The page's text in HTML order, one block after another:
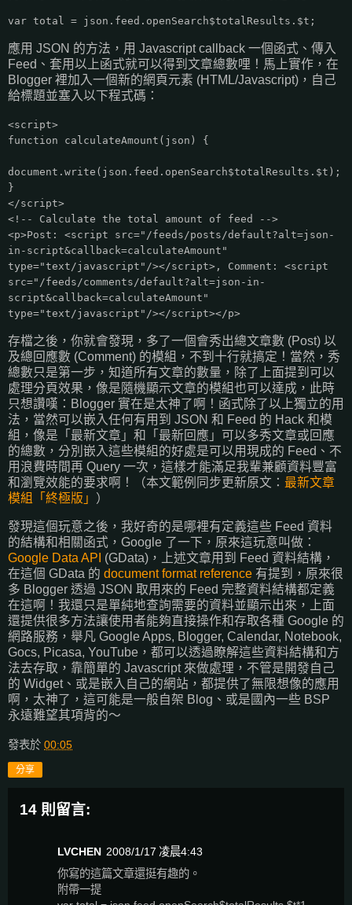
var total = json.feed.openSearch$totalResults.$t;
應用 JSON 的方法，用 Javascript callback 一個函式、傳入
Feed、套用以上函式就可以得到文章總數哩！馬上實作，在
Blogger 裡加入一個新的網頁元素 (HTML/Javascript)，自己
給標題並塞入以下程式碼：
<script>
function calculateAmount(json) {
document.write(json.feed.openSearch$totalResults.$t);
}
</script>
<!-- Calculate the total amount of feed -->
<p>Post: <script src="/feeds/posts/default?alt=json-
in-script&callback=calculateAmount"
type="text/javascript"/></script>, Comment: <script
src="/feeds/comments/default?alt=json-in-
script&callback=calculateAmount"
type="text/javascript"/></script></p>
存檔之後，你就會發現，多了一個會秀出總文章數 (Post) 以
及總回應數 (Comment) 的模組，不到十行就搞定！當然，秀
總數只是第一步，知道所有文章的數量，除了上面提到可以
處理分頁效果，像是隨機顯示文章的模組也可以達成，此時
只想讚嘆：Blogger 實在是太神了啊！函式除了以上獨立的用
法，當然可以嵌入任何有用到 JSON 和 Feed 的 Hack 和模
組，像是「最新文章」和「最新回應」可以多秀文章或回應
的總數，分別嵌入這些模組的好處是可以用現成的 Feed、不
用浪費時間再 Query 一次，這樣才能滿足我輩兼顧資料豐富
和瀏覽效能的要求啊！（本文範例同步更新原文： 最新文章
模組「終極版」 ）
發現這個玩意之後，我好奇的是哪裡有定義這些 Feed 資料
的結構和相關函式，Google 了一下，原來這玩意叫做：
Google Data API (GData)，上述文章用到 Feed 資料結構，
在這個 GData 的 document format reference 有提到，原來很
多 Blogger 透過 JSON 取用來的 Feed 完整資料結構都定義
在這啊！我還只是單純地查詢需要的資料並顯示出來，上面
還提供很多方法讓使用者能夠直接操作和存取各種 Google 的
網路服務，舉凡 Google Apps, Blogger, Calendar, Notebook,
Gocs, Picasa, YouTube，都可以透過瞭解這些資料結構和方
法去存取，靠簡單的 Javascript 來做處理，不管是開發自己
的 Widget、或是嵌入自己的網站，都提供了無限想像的應用
啊，太神了，這可能是一般自架 Blog、或是國內一些 BSP
永遠難望其項背的～
發表於 00:05
分享
14 則留言:
LVCHEN 2008/1/17 凌晨4:43
你寫的這篇文章還挺有趣的。
附帶一提